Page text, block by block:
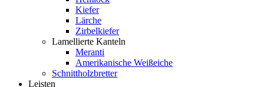
Kiefer
Lärche
Zirbelkiefer
Lamellierte Kanteln
Meranti
Amerikanische Weißeiche
Schnittholzbretter
Leisten